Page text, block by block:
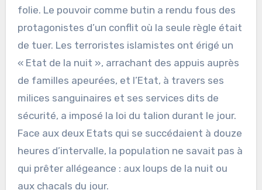
folie. Le pouvoir comme butin a rendu fous des
protagonistes d’un conflit où la seule règle était
de tuer. Les terroristes islamistes ont érigé un
« Etat de la nuit », arrachant des appuis auprès
de familles apeurées, et l’Etat, à travers ses
milices sanguinaires et ses services dits de
sécurité, a imposé la loi du talion durant le jour.
Face aux deux Etats qui se succédaient à douze
heures d’intervalle, la population ne savait pas à
qui prêter allégeance : aux loups de la nuit ou
aux chacals du jour.